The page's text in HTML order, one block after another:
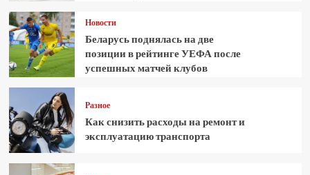
Новости
Беларусь поднялась на две
позиции в рейтинге УЕФА после
успешных матчей клубов
Разное
Как снизить расходы на ремонт и
эксплуатацию транспорта